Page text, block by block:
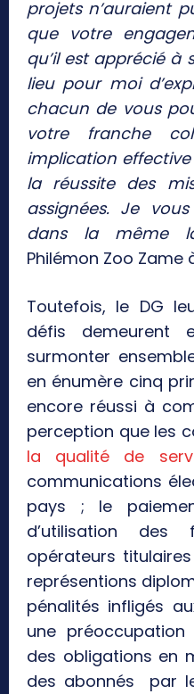
projets n’auraient
que votre
qu’il est apprécié à
lieu pour moi
chacun de vous
votre franche
implication
la réussite des
assignées. Je
dans la même
Philémon Zoo
Toutefois, le DG
défis demeurent
surmonter
en énumère cinq
encore réussi à
perception que les
la qualité de
communications
pays ; le
d’utilisation des
opérateurs
représentions
pénalités infligés
une
des obligations en
des abonnés par